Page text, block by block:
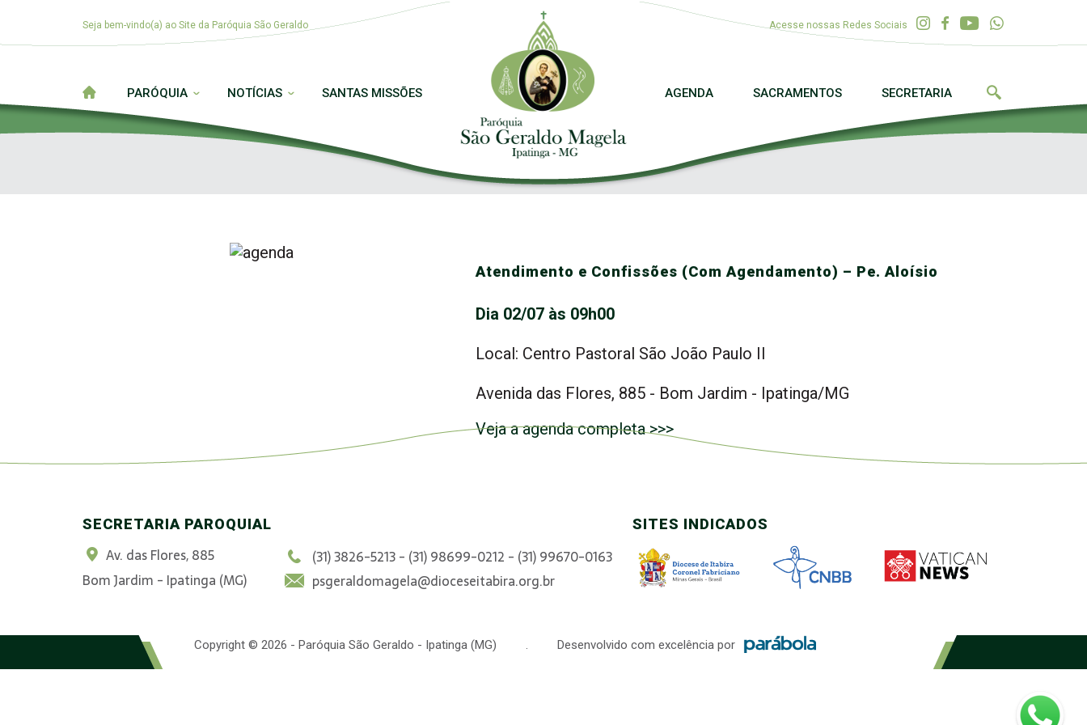
Seja bem-vindo(a) ao Site da Paróquia São Geraldo Acesse nossas Redes Sociais
PARÓQUIA NOTÍCIAS SANTAS MISSÕES AGENDA SACRAMENTOS SECRETARIA
Atendimento e Confissões (Com Agendamento) – Pe. Aloísio
Dia 02/07 às 09h00
Local: Centro Pastoral São João Paulo II
Avenida das Flores, 885 - Bom Jardim - Ipatinga/MG
Veja a agenda completa >>>
SECRETARIA PAROQUIAL
Av. das Flores, 885
Bom Jardim - Ipatinga (MG)
(31) 3826-5213 - (31) 98699-0212 - (31) 99670-0163
psgeraldomagela@dioceseitabira.org.br
SITES INDICADOS
Copyright © 2026 - Paróquia São Geraldo - Ipatinga (MG) . Desenvolvido com excelência por